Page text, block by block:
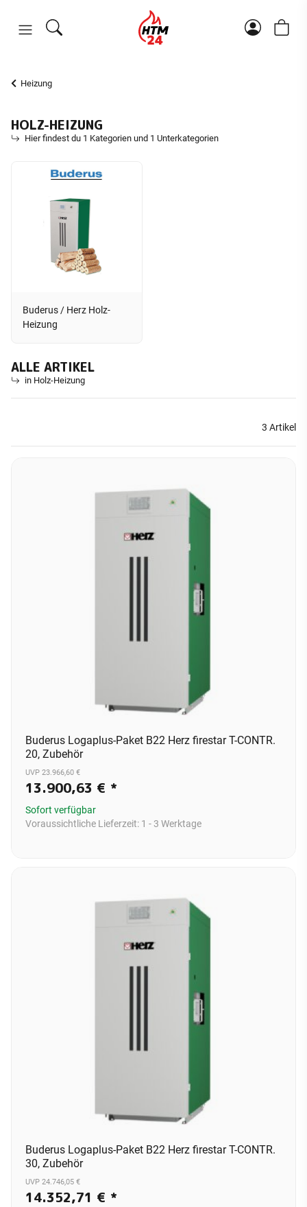
Heizung
HOLZ-HEIZUNG
Hier findest du 1 Kategorien und 1 Unterkategorien
Buderus / Herz Holz-
Heizung
ALLE ARTIKEL
in Holz-Heizung
3 Artikel
Buderus Logaplus-Paket B22 Herz firestar T-CONTR.
20, Zubehör
UVP 23.966,60 €
13.900,63 € *
Sofort verfügbar
Voraussichtliche Lieferzeit: 1 - 3 Werktage
Buderus Logaplus-Paket B22 Herz firestar T-CONTR.
30, Zubehör
UVP 24.746,05 €
14.352,71 € *